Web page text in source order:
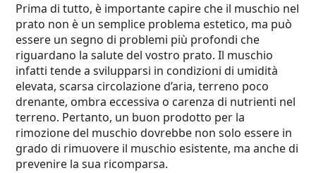
Prima di tutto, è importante capire che il muschio nel
prato non è un semplice problema estetico, ma può
essere un segno di problemi più profondi che
riguardano la salute del vostro prato. Il muschio
infatti tende a svilupparsi in condizioni di umidità
elevata, scarsa circolazione d’aria, terreno poco
drenante, ombra eccessiva o carenza di nutrienti nel
terreno. Pertanto, un buon prodotto per la
rimozione del muschio dovrebbe non solo essere in
grado di rimuovere il muschio esistente, ma anche di
prevenire la sua ricomparsa.